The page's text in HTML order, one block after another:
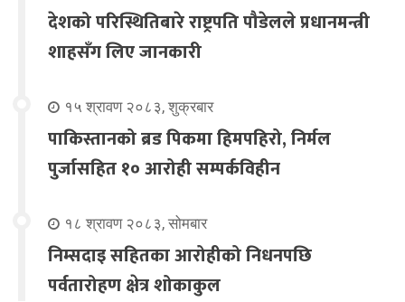
देशको परिस्थितिबारे राष्ट्रपति पौडेलले प्रधानमन्त्री
शाहसँग लिए जानकारी
१५ श्रावण २०८३, शुक्रबार
पाकिस्तानको ब्रड पिकमा हिमपहिरो, निर्मल
पुर्जासहित १० आरोही सम्पर्कविहीन
१८ श्रावण २०८३, सोमबार
निम्सदाइ सहितका आरोहीको निधनपछि
पर्वतारोहण क्षेत्र शोकाकुल